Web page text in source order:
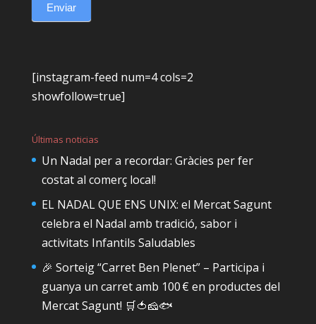
Enviar
[instagram-feed num=4 cols=2
showfollow=true]
Últimas noticias
Un Nadal per a recordar: Gràcies per fer
costat al comerç local!
EL NADAL QUE ENS UNIX: el Mercat Sagunt
celebra el Nadal amb tradició, sabor i
activitats Infantils Saludables
🎉 Sorteig “Carret Ben Plenet” – Participa i
guanya un carret amb 100 € en productes del
Mercat Sagunt! 🛒🍅🧀🐟